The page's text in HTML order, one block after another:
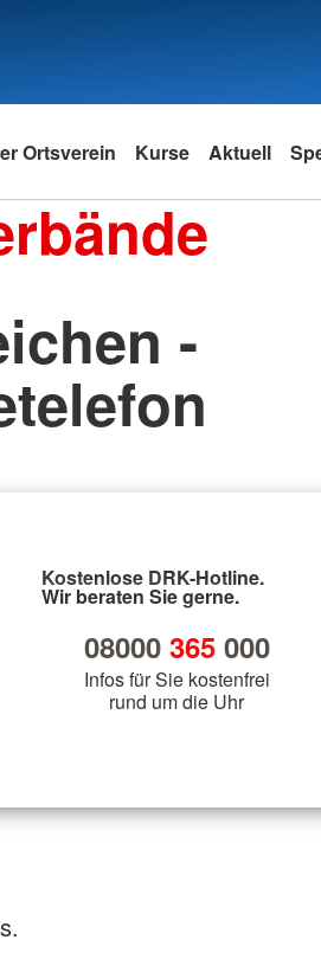
Ortsverein Kurse Aktuell
-
Kostenlose DRK-Hotline.
Wir beraten Sie gerne.
08000 365000
Infos für Sie kostenfrei
rund um die Uhr